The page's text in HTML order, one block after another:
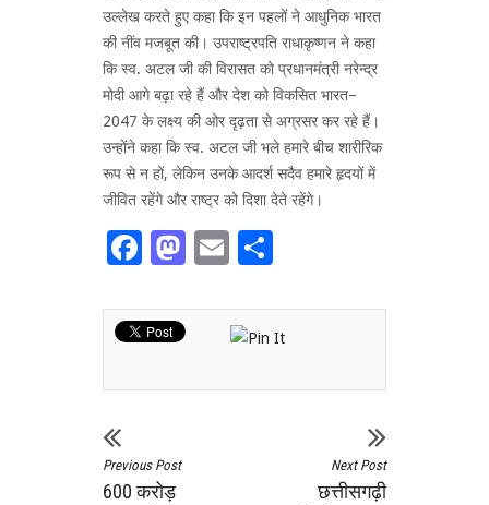
उल्लेख करते हुए कहा कि इन पहलों ने आधुनिक भारत
की नींव मजबूत की। उपराष्ट्रपति राधाकृष्णन ने कहा
कि स्व. अटल जी की विरासत को प्रधानमंत्री नरेन्द्र
मोदी आगे बढ़ा रहे हैं और देश को विकसित भारत–
2047 के लक्ष्य की ओर दृढ़ता से अग्रसर कर रहे हैं।
उन्होंने कहा कि स्व. अटल जी भले हमारे बीच शारीरिक
रूप से न हों, लेकिन उनके आदर्श सदैव हमारे हृदयों में
जीवित रहेंगे और राष्ट्र को दिशा देते रहेंगे।
Facebook
Mastodon
Email
Previous Post
600 करोड़
Next Post
छत्तीसगढ़ी